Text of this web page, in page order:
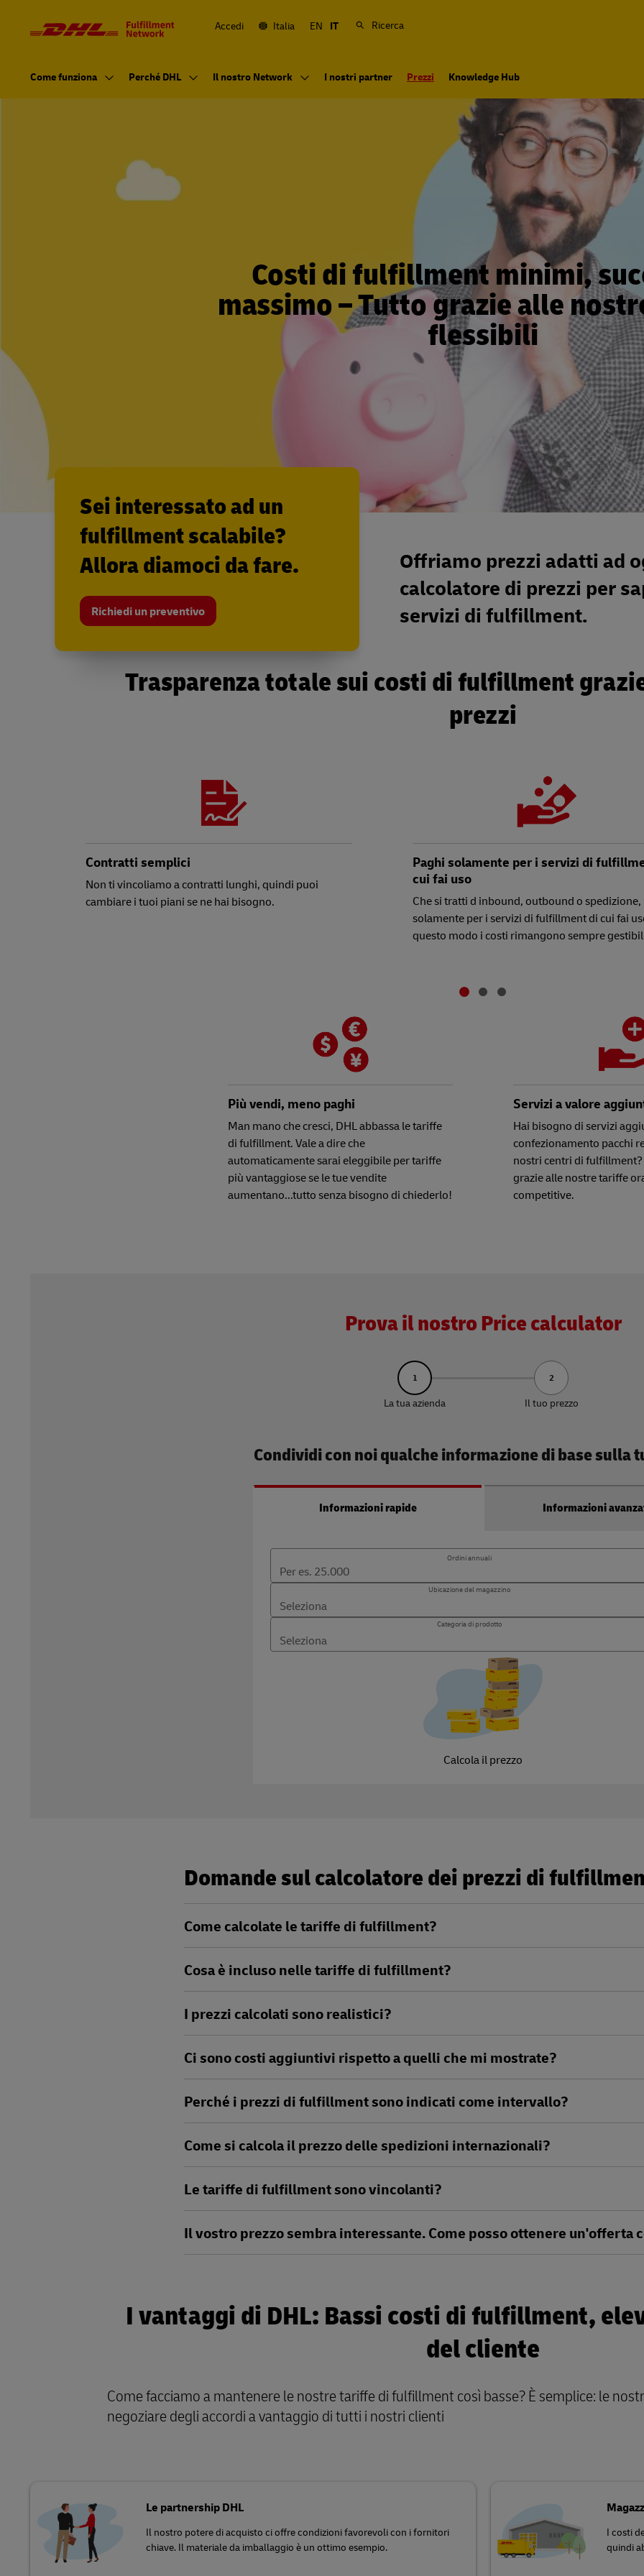
Navigazione
principale
Accedi Italia EN IT Ricerca
Come funziona Perché DHL Il nostro Network I nostri partner Prezzi Knowledge Hub
Costi di fulfillment minimi,
massimo – Tutto grazie alle
flessibili
Offriamo prezzi adatti ad
calcolatore di prezzi per
servizi di fulfillment.
Sei interessato ad un
fulfillment scalabile?
Allora diamoci da fare.
Richiedi un preventivo
Trasparenza totale sui costi di fulfillment
prezzi
Contratti semplici
Non ti vincoliamo a contratti lunghi, quindi puoi
cambiare i tuoi piani se ne hai bisogno.
Paghi solamente per i servizi di
cui fai uso
Che si tratti d inbound, outbound o spedizione,
solamente per i servizi di fulfillment di cui fai
questo modo i costi rimangono sempre
Più vendi, meno paghi
Man mano che cresci, DHL abbassa le tariffe
di fulfillment. Vale a dire che
automaticamente sarai eleggibile per tariffe
più vantaggiose se le tue vendite
aumentano...tutto senza bisogno di chiederlo!
Servizi a valore
Hai bisogno di servizi
confezionamento pacchi
nostri centri di fulfillment?
grazie alle nostre tariffe
competitive.
Prova il nostro Price calculator
1
La tua azienda
2
Il tuo prezzo
Condividi con noi qualche informazione di base sulla
Informazioni rapide Informazioni
Ordini annuali
Ubicazione del magazzino
Categoria di prodotto
Calcola il prezzo
Domande sul calcolatore dei prezzi di
Come calcolate le tariffe di fulfillment?
Cosa è incluso nelle tariffe di fulfillment?
I prezzi calcolati sono realistici?
Ci sono costi aggiuntivi rispetto a quelli che mi mostrate?
Perché i prezzi di fulfillment sono indicati come intervallo?
Come si calcola il prezzo delle spedizioni internazionali?
Le tariffe di fulfillment sono vincolanti?
Il vostro prezzo sembra interessante. Come posso ottenere un'offerta
I vantaggi di DHL: Bassi costi di fulfillment,
del cliente
Come facciamo a mantenere le nostre tariffe di fulfillment così basse? È semplice: le
negoziare degli accordi a vantaggio di tutti i nostri clienti
Le partnership DHL
Il nostro potere di acquisto ci offre condizioni favorevoli con i fornitori
chiave. Il materiale da imballaggio è un ottimo esempio.
I costi
quindi